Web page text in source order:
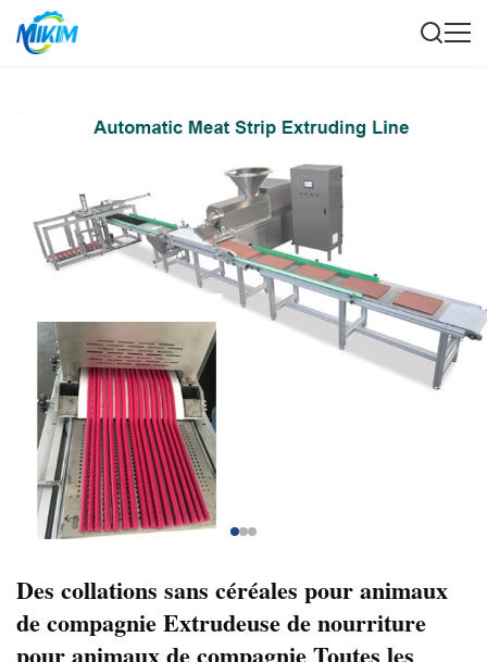
Des collations sans céréales pour animaux
de compagnie Extrudeuse de nourriture